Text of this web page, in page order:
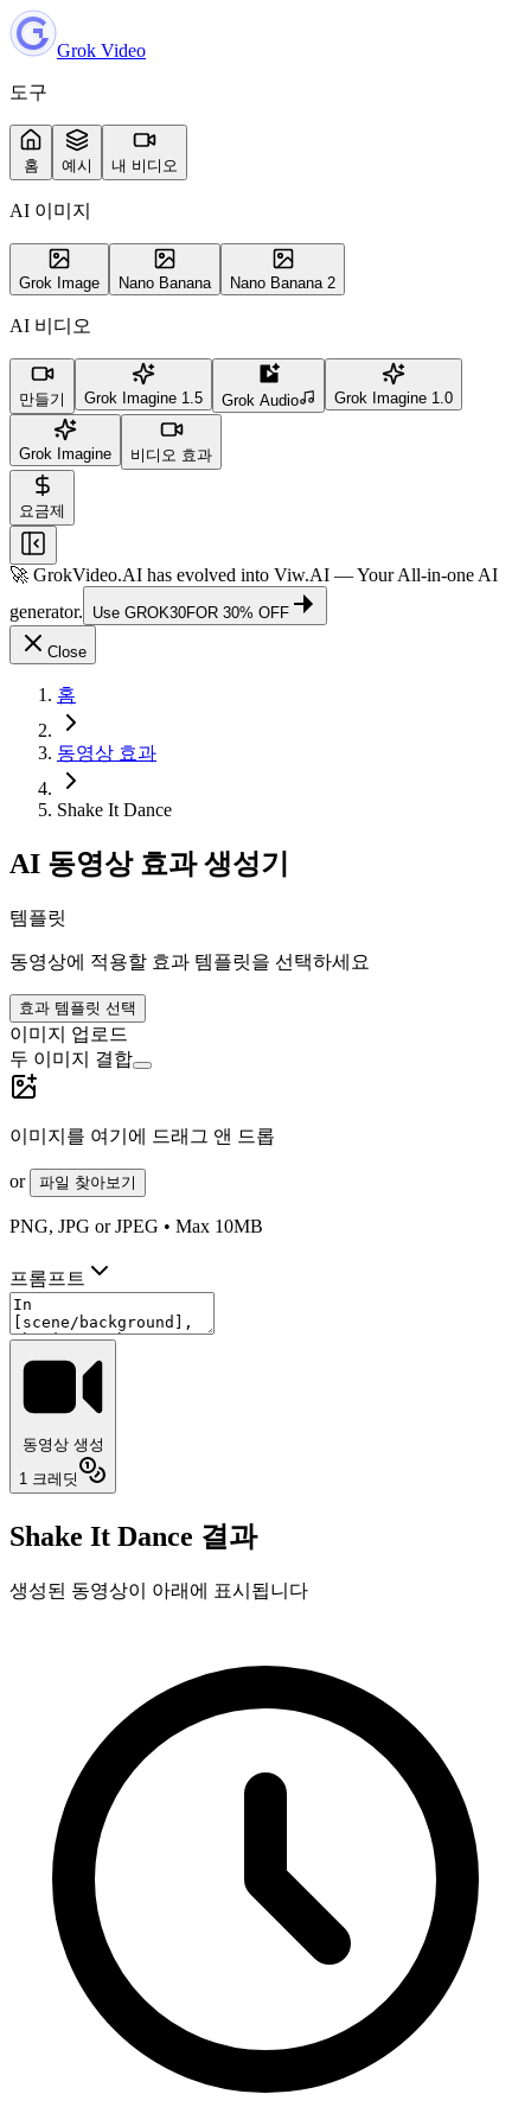
Grok Video
도구
홈 예시 내 비디오
AI 이미지
Grok Image Nano Banana Nano Banana 2
AI 비디오
만들기 Grok Imagine 1.5 Grok Audio Grok Imagine 1.0
Grok Imagine 비디오 효과
요금제
🚀 GrokVideo.AI has evolved into Viw.AI — Your All-in-one AI
generator.
Use GROK30FOR 30% OFF
Close
홈
동영상 효과
Shake It Dance
AI 동영상 효과 생성기
템플릿
동영상에 적용할 효과 템플릿을 선택하세요
효과 템플릿 선택
이미지 업로드
두 이미지 결합
이미지를 여기에 드래그 앤 드롭
or 파일 찾아보기
PNG, JPG or JPEG • Max 10MB
프롬프트
동영상 생성
1 크레딧
Shake It Dance 결과
생성된 동영상이 아래에 표시됩니다